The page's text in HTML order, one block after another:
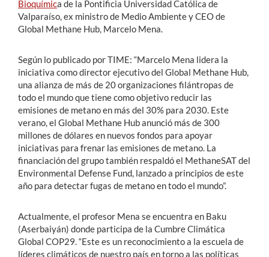
Bioquímica de la Pontificia Universidad Católica de
Valparaíso, ex ministro de Medio Ambiente y CEO de
Global Methane Hub, Marcelo Mena.
Según lo publicado por TIME: “Marcelo Mena lidera la
iniciativa como director ejecutivo del Global Methane Hub,
una alianza de más de 20 organizaciones filántropas de
todo el mundo que tiene como objetivo reducir las
emisiones de metano en más del 30% para 2030. Este
verano, el Global Methane Hub anunció más de 300
millones de dólares en nuevos fondos para apoyar
iniciativas para frenar las emisiones de metano. La
financiación del grupo también respaldó el MethaneSAT del
Environmental Defense Fund, lanzado a principios de este
año para detectar fugas de metano en todo el mundo”.
Actualmente, el profesor Mena se encuentra en Baku
(Aserbaiyán) donde participa de la Cumbre Climática
Global COP29. “Este es un reconocimiento a la escuela de
líderes climáticos de nuestro país en torno a las políticas